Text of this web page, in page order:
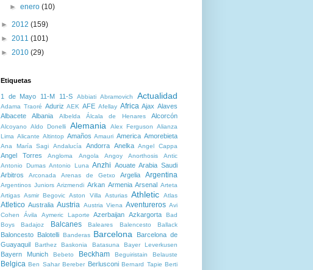
►enero(10)
► 2012 (159)
► 2011 (101)
► 2010 (29)
Etiquetas
1 de Mayo 11-M 11-S Abbiati Abramovich Actualidad
Adama Traoré Aduriz AEK AFE Afellay Africa Ajax Alaves
Albacete
Albania Albelda Álcala de Henares Alcorcón
Alcoyano Aldo Donelli Alemania Alex Ferguson
Alianza
Lima Alicante Altintop Amaños Amauri America Amorebieta
Ana María Sagi Andalucía Andorra Anelka Angel Cappa
Angel Torres Angloma Angola Angoy Anorthosis
Antic
Antonio Dumas Antonio Luna Anzhi Aouate Arabia Saudi
Arbitros
Arconada Arenas de Getxo Argelia Argentina
Argentinos Juniors Arizmendi Arkan Armenia Arsenal Arteta
Artigas Asmir Begovic Aston Villa Asturias Athletic Atlas
Atletico Australia Austria Austria Viena Aventureros Avi
Cohen
Ávila Aymeric Laporte Azerbaijan Azkargorta
Bad
Boys
Badajoz Balcanes Baleares Balencesto Ballack
Baloncesto Balotelli Banderas Barcelona
Barcelona de
Guayaquil
Barthez Baskonia Batasuna Bayer Leverkusen
Bayern Munich Bebeto Beckham Beguiristain Belauste
Belgica Ben Sahar Bereber Berlusconi Bernard Tapie Berti